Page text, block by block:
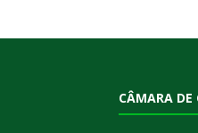
CÂMARA DE